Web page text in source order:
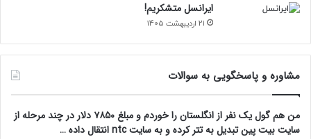
ایرانسل متشکریم!
21 اردیبهشت 1405
مشاوره و پاسخگویی به سوالات
من هم گول یک نفر از انگلستان را خوردم و مبلغ ۷۸۵۰ دلار در چند مرحله از
سایت بیت پین تبدیل به تتر کرده و به سایت ntc انتقال داده …